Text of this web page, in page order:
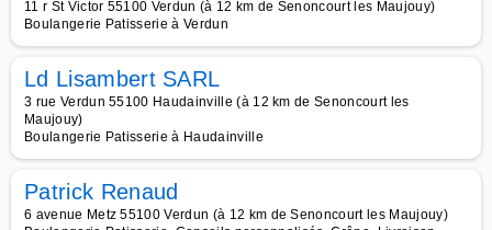
11 r St Victor 55100 Verdun (à 12 km de Senoncourt les Maujouy)
Boulangerie Patisserie à Verdun
Ld Lisambert SARL
3 rue Verdun 55100 Haudainville (à 12 km de Senoncourt les
Maujouy)
Boulangerie Patisserie à Haudainville
Patrick Renaud
6 avenue Metz 55100 Verdun (à 12 km de Senoncourt les Maujouy)